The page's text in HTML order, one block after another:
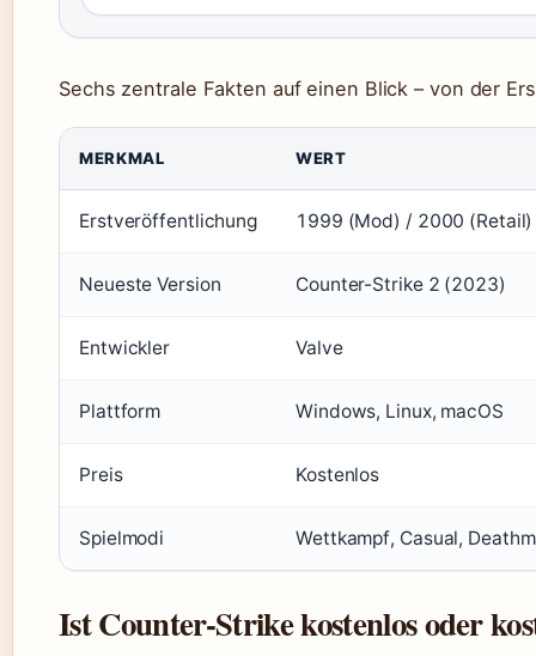
Sechs zentrale Fakten auf einen Blick – von der
MERKMAL WERT
Erstveröffentlichung 1999 (Mod) / 2000 (Retail)
Neueste Version Counter-Strike 2 (2023)
Entwickler Valve
Plattform Windows, Linux, macOS
Preis Kostenlos
Spielmodi Wettkampf, Casual,
Ist Counter-Strike kostenlos oder